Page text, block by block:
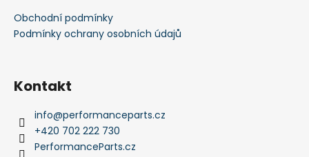
Obchodní podmínky
Podmínky ochrany osobních údajů
Kontakt
info@performanceparts.cz
+420 702 222 730
PerformanceParts.cz